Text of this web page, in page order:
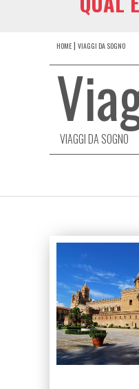
HOME VIAGGI DA SOGNO
VIAGGI DA SOGNO